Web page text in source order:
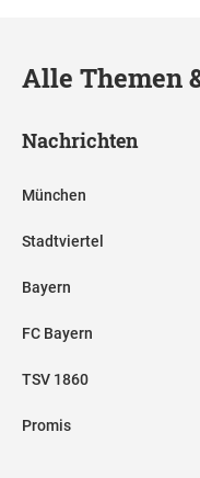
Alle Themen
Nachrichten
München
Stadtviertel
Bayern
FC Bayern
TSV 1860
Promis